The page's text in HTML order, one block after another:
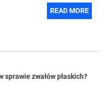
READ MORE
sprawie zwałów płaskich?